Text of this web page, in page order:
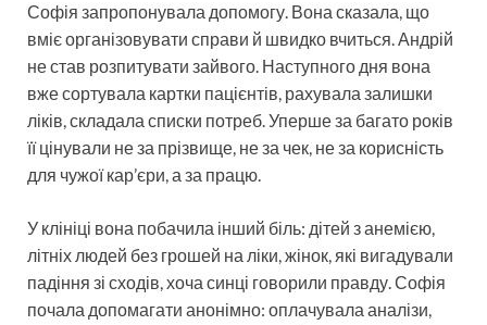
Софія запропонувала допомогу. Вона сказала, що
вміє організовувати справи й швидко вчиться. Андрій
не став розпитувати зайвого. Наступного дня вона
вже сортувала картки пацієнтів, рахувала залишки
ліків, складала списки потреб. Уперше за багато років
її цінували не за прізвище, не за чек, не за корисність
для чужої кар’єри, а за працю.
У клініці вона побачила інший біль: дітей з анемією,
літніх людей без грошей на ліки, жінок, які вигадували
падіння зі сходів, хоча синці говорили правду. Софія
почала допомагати анонімно: оплачувала аналізи,